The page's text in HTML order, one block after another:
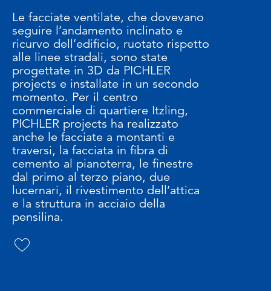
Le facciate ventilate, che dovevano
seguire l’andamento inclinato e
ricurvo dell’edificio, ruotato rispetto
alle linee stradali, sono state
progettate in 3D da PICHLER
projects e installate in un secondo
momento. Per il centro
commerciale di quartiere Itzling,
PICHLER projects ha realizzato
anche le facciate a montanti e
traversi, la facciata in fibra di
cemento al pianoterra, le finestre
dal primo al terzo piano, due
lucernari, il rivestimento dell’attica
e la struttura in acciaio della
pensilina.